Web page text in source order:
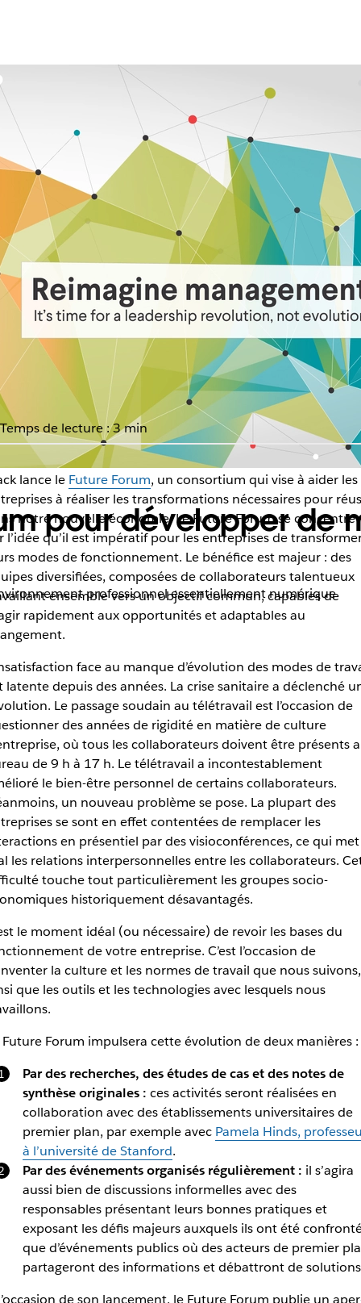
pour développer de
professionnel essentiellement numérique
de lecture : 3 min
lance le Future Forum, un consortium qui vise à aider les
à réaliser les transformations nécessaires pour
notre nouvelle économie. Le Future Forum se concentre
l’idée qu’il est impératif pour les entreprises de
modes de fonctionnement. Le bénéfice est majeur : des
diversifiées, composées de collaborateurs talentueux
ensemble vers un objectif commun, capables de
rapidement aux opportunités et adaptables au
face au manque d’évolution des modes de
latente depuis des années. La crise sanitaire a déclenché
Le passage soudain au télétravail est l’occasion de
des années de rigidité en matière de culture
où tous les collaborateurs doivent être présents
de 9 h à 17 h. Le télétravail a incontestablement
le bien-être personnel de certains collaborateurs.
un nouveau problème se pose. La plupart des
se sont en effet contentées de remplacer les
en présentiel par des visioconférences, ce qui met
les relations interpersonnelles entre les collaborateurs.
touche tout particulièrement les groupes socio-
historiquement désavantagés.
le moment idéal (ou nécessaire) de revoir les bases du
de votre entreprise. C’est l’occasion de
la culture et les normes de travail que nous suivons,
que les outils et les technologies avec lesquels nous
Future Forum impulsera cette évolution de deux manières :
Par des recherches, des études de cas et des notes de
synthèse originales : ces activités seront réalisées en
collaboration avec des établissements universitaires de
premier plan, par exemple avec Pamela Hinds,
à l’université de Stanford.
Par des événements organisés régulièrement : il s’agira
aussi bien de discussions informelles avec des
responsables présentant leurs bonnes pratiques et
exposant les défis majeurs auxquels ils ont été
que d’événements publics où des acteurs de premier
partageront des informations et débattront de
de son lancement, le Future Forum publie un